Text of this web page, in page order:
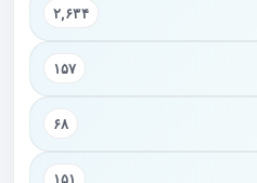
۲,۶۳۴
۱۵۷
۶۸
۱۵۱